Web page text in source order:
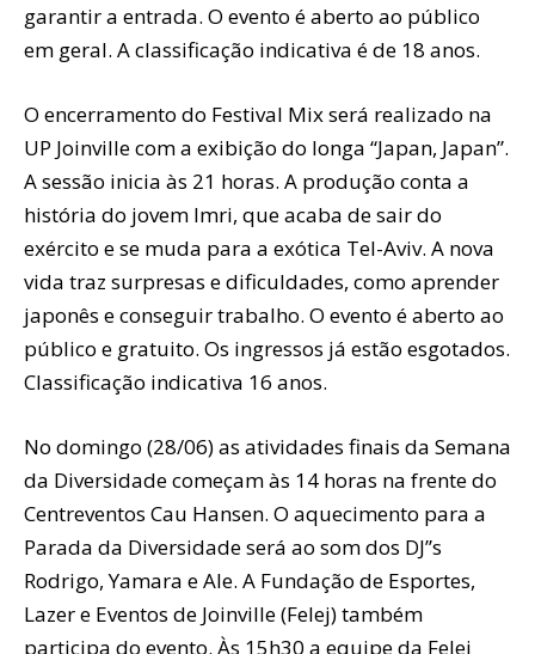
garantir a entrada. O evento é aberto ao público
em geral. A classificação indicativa é de 18 anos.
O encerramento do Festival Mix será realizado na
UP Joinville com a exibição do longa “Japan, Japan”.
A sessão inicia às 21 horas. A produção conta a
história do jovem Imri, que acaba de sair do
exército e se muda para a exótica Tel-Aviv. A nova
vida traz surpresas e dificuldades, como aprender
japonês e conseguir trabalho. O evento é aberto ao
público e gratuito. Os ingressos já estão esgotados.
Classificação indicativa 16 anos.
No domingo (28/06) as atividades finais da Semana
da Diversidade começam às 14 horas na frente do
Centreventos Cau Hansen. O aquecimento para a
Parada da Diversidade será ao som dos DJ”s
Rodrigo, Yamara e Ale. A Fundação de Esportes,
Lazer e Eventos de Joinville (Felej) também
participa do evento. Às 15h30 a equipe da Felej